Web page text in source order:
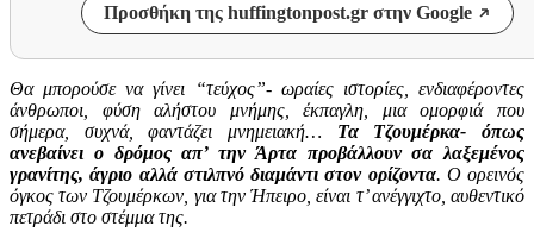
Προσθήκη της huffingtonpost.gr στην Google
Θα μπορούσε να γίνει “τεύχος”- ωραίες ιστορίες, ενδιαφέροντες
άνθρωποι, φύση αλήστου μνήμης, έκπαγλη, μια ομορφιά που
σήμερα, συχνά, φαντάζει μνημειακή… Τα Τζουμέρκα- όπως
ανεβαίνει ο δρόμος απ’ την Άρτα προβάλλουν σα λαξεμένος
γρανίτης, άγριο αλλά στιλπνό διαμάντι στον ορίζοντα. Ο ορεινός
όγκος των Τζουμέρκων, για την Ήπειρο, είναι τ’ ανέγγιχτο, αυθεντικό
πετράδι στο στέμμα της.